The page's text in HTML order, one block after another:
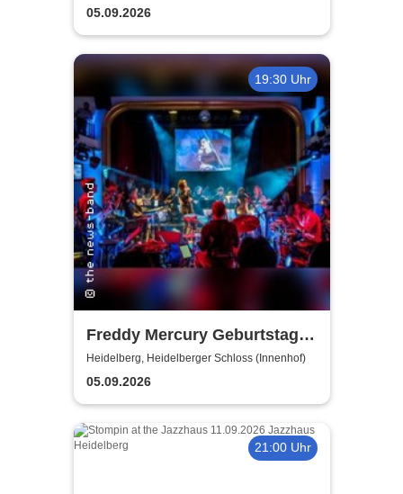
05.09.2026
19:30 Uhr
Freddy Mercury Geburtstags-
Gala | Heidelberger Schloss
Heidelberg, Heidelberger Schloss (Innenhof)
05.09.2026
21:00 Uhr